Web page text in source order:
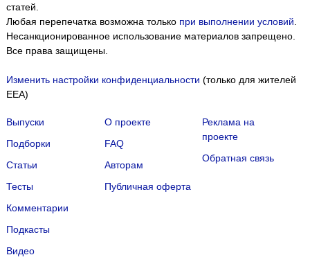
статей.
Любая перепечатка возможна только при выполнении условий
Несанкционированное использование материалов запрещено.
Все права защищены.
Изменить настройки конфиденциальности (только для жителей
EEA)
Выпуски
Подборки
Статьи
Тесты
Комментарии
Подкасты
Видео
О проекте
FAQ
Авторам
Публичная оферта
Реклама на
проекте
Обратная связь